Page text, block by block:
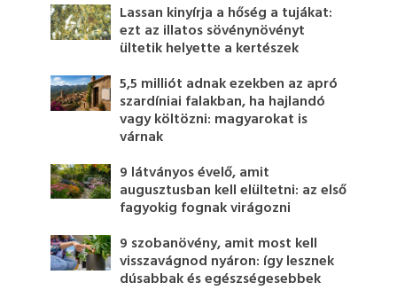
Lassan kinyírja a hőség a tujákat:
ezt az illatos sövénynövényt
ültetik helyette a kertészek
5,5 milliót adnak ezekben az apró
szardíniai falakban, ha hajlandó
vagy költözni: magyarokat is
várnak
9 látványos évelő, amit
augusztusban kell elültetni: az első
fagyokig fognak virágozni
9 szobanövény, amit most kell
visszavágnod nyáron: így lesznek
dúsabbak és egészségesebbek